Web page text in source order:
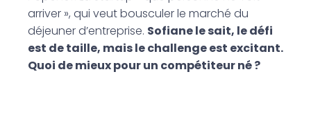
arriver », qui veut bousculer le marché du
déjeuner d’entreprise. Sofiane le sait, le défi
est de taille, mais le challenge est excitant.
Quoi de mieux pour un compétiteur né ?